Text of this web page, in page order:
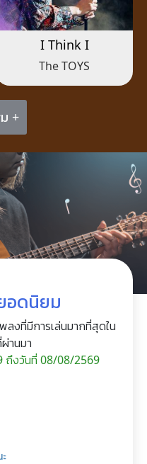
I Think I
The TOYS
+
อดนิยม
ลงที่มีการเล่นมากที่สุดใน
านมา
ถึงวันที่ 08/08/2569